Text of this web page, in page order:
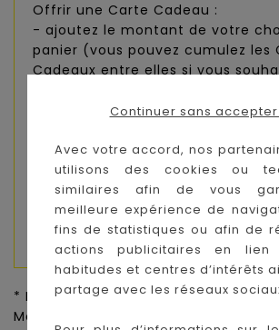
Continuer sans accepter
Avec votre accord, nos
utilisons des cookies ou
similaires afin de vous
meilleure expérience de
fins de statistiques ou afin de
actions publicitaires en lien
habitudes et centres d’intérêts
partage avec les réseaux
Offrir une Carte Cadeau :
- ajoutez le montant de votre
panier (vous pouvez cumulez les
Cadeaux entre elles si vous
destinataire et laissez-lui un petit
- renseignez l'adresse du
que la Carte Cadeau soit
son domicile
PHOTO NON CONTRACTUELLE
* Prix de vente conseillé par le
Métropole,